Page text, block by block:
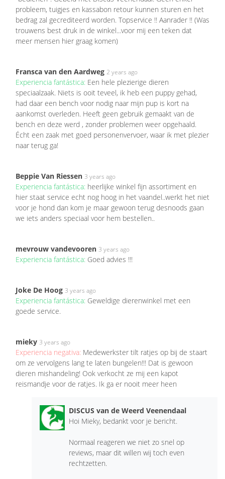
probleem, tuigjes en kassabon retour kunnen sturen en het
bedrag zal gecrediteerd worden. Topservice !! Aanrader !! (Was
trouwens best druk in de winkel...voor mij een teken dat
meer mensen hier graag komen)
Fransca van den Aardweg 2 years ago
Experiencia fantástica: Een hele plezierige dieren
speciaalzaak. Niets is ooit teveel, ik heb een puppy gehad,
had daar een bench voor nodig naar mijn pup is kort na
aankomst overleden. Heeft geen gebruik gemaakt van de
bench en deze werd , zonder problemen weer opgehaald.
Écht een zaak met goed personenvervoer, waar ik met plezier
naar terug ga!
Beppie Van Riessen 3 years ago
Experiencia fantástica: heerlijke winkel fijn assortiment en
hier staat service echt nog hoog in het vaandel..werkt het niet
voor je hond dan kom je maar gewoon terug desnoods gaan
we iets anders speciaal voor hem bestellen..
mevrouw vandevooren 3 years ago
Experiencia fantástica: Goed advies !!!
Joke De Hoog 3 years ago
Experiencia fantástica: Geweldige dierenwinkel met een
goede service.
mieky 3 years ago
Experiencia negativa: Medewerkster tilt ratjes op bij de staart
om ze vervolgens lang te laten bungelen!!! Dat is gewoon
dieren mishandeling! Ook verkocht ze mij een kapot
reismandje voor de ratjes. Ik ga er nooit meer heen
DISCUS van de Weerd Veenendaal
Hoi Mieky, bedankt voor je bericht.
Normaal reageren we niet zo snel op
reviews, maar dit willen wij toch even
rechtzetten.